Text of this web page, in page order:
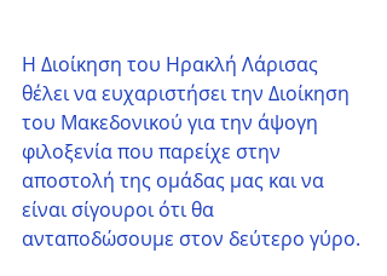
Η Διοίκηση του Ηρακλή Λάρισας
θέλει να ευχαριστήσει την Διοίκηση
του Μακεδονικού για την άψογη
φιλοξενία που παρείχε στην
αποστολή της ομάδας μας και να
είναι σίγουροι ότι θα
ανταποδώσουμε στον δεύτερο γύρο.